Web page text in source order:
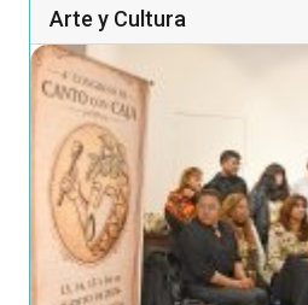
Arte y Cultura